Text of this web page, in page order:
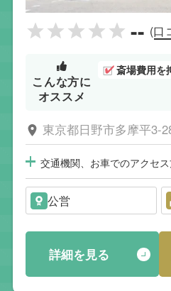
-- (口
こんな方に
オススメ
斎場費用を
東京都日野市多摩平3-
交通機関、お車でのアクセ
公営
詳細を見る